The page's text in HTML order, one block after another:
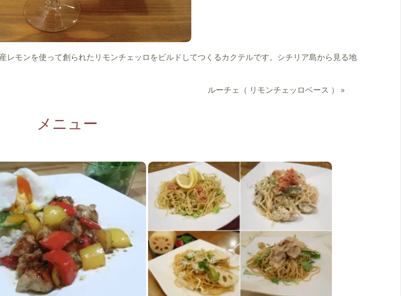
レモンを使って創られたリモンチェッロをビルドしてつくるカクテルです。シチリア島から見る地
ルーチェ（ リモンチェッロベース ） »
メニュー